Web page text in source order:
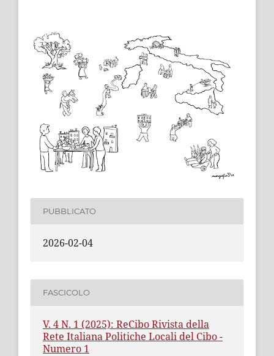
PUBBLICATO
2026-02-04
FASCICOLO
V. 4 N. 1 (2025): ReCibo Rivista della
Rete Italiana Politiche Locali del Cibo -
Numero 1